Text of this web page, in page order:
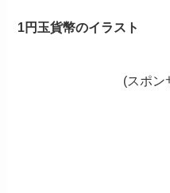
1円玉貨幣のイラスト
(スポン